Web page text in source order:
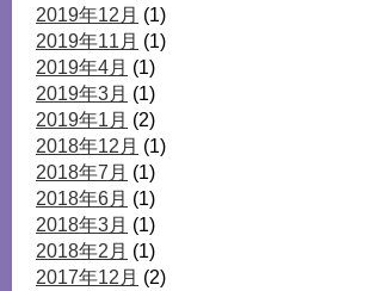
2019年12月 (1)
2019年11月 (1)
2019年4月 (1)
2019年3月 (1)
2019年1月 (2)
2018年12月 (1)
2018年7月 (1)
2018年6月 (1)
2018年3月 (1)
2018年2月 (1)
2017年12月 (2)